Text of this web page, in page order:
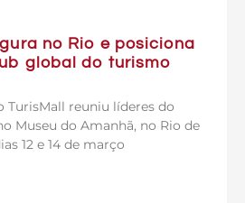
no Rio e posiciona
global do turismo
TurisMall reuniu líderes do
Museu do Amanhã, no Rio de
12 e 14 de março